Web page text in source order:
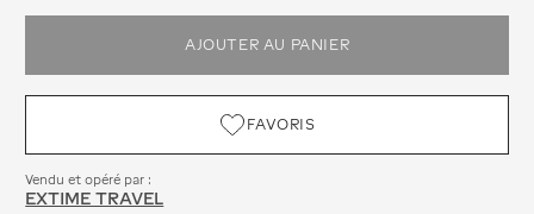
AJOUTER AU PANIER
FAVORIS
Vendu et opéré par :
EXTIME TRAVEL